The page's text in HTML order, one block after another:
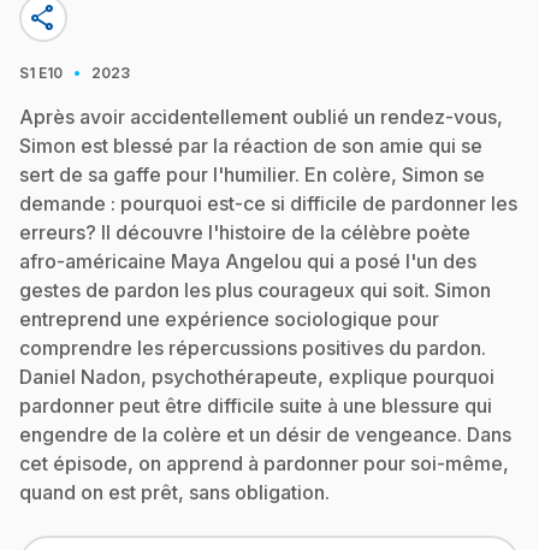
share
S1 E10 · 2023
Après avoir accidentellement oublié un rendez-vous,
Simon est blessé par la réaction de son amie qui se
sert de sa gaffe pour l'humilier. En colère, Simon se
demande : pourquoi est-ce si difficile de pardonner les
erreurs? Il découvre l'histoire de la célèbre poète
afro-américaine Maya Angelou qui a posé l'un des
gestes de pardon les plus courageux qui soit. Simon
entreprend une expérience sociologique pour
comprendre les répercussions positives du pardon.
Daniel Nadon, psychothérapeute, explique pourquoi
pardonner peut être difficile suite à une blessure qui
engendre de la colère et un désir de vengeance. Dans
cet épisode, on apprend à pardonner pour soi-même,
quand on est prêt, sans obligation.